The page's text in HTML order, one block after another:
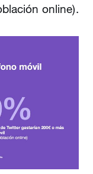
online).